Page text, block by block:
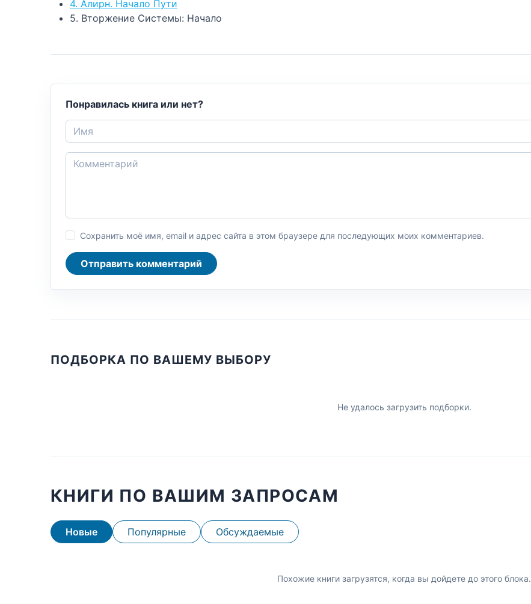
4. Алирн. Начало Пути
5. Вторжение Системы: Начало
Понравилась книга или нет?
Сохранить моё имя, email и адрес сайта в этом браузере для последующих моих комментариев.
Отправить комментарий
ПОДБОРКА ПО ВАШЕМУ ВЫБОРУ
Не удалось загрузить подборки.
КНИГИ ПО ВАШИМ ЗАПРОСАМ
Новые Популярные Обсуждаемые
Похожие книги загрузятся, когда вы дойдете до этого блока.